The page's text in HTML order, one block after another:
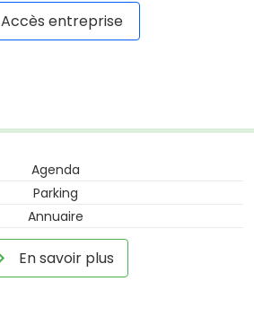
Accès entreprise
Agenda
Parking
Annuaire
En savoir plus